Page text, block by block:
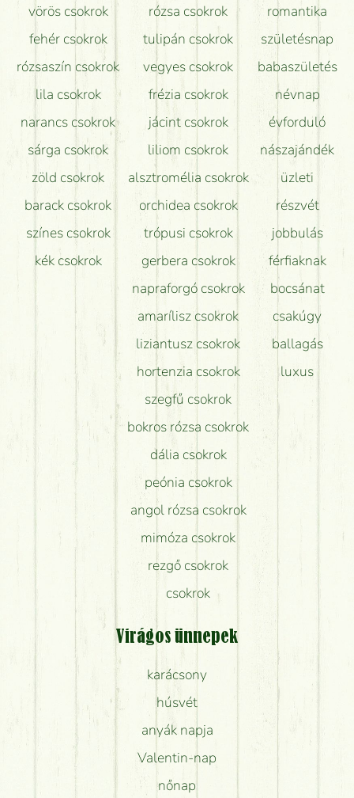
Hogy marad a lehető legtovább friss a csokor?
Tudok adventi koszorút vásárolni boltban?
vörös csokrok
fehér csokrok
rózsaszín csokrok
lila csokrok
narancs csokrok
sárga csokrok
zöld csokrok
barack csokrok
színes csokrok
kék csokrok
rózsa csokrok
tulipán csokrok
vegyes csokrok
frézia csokrok
jácint csokrok
liliom csokrok
alsztromélia csokrok
orchidea csokrok
trópusi csokrok
gerbera csokrok
napraforgó csokrok
amarílisz csokrok
liziantusz csokrok
hortenzia csokrok
szegfű csokrok
bokros rózsa csokrok
dália csokrok
peónia csokrok
angol rózsa csokrok
mimóza csokrok
rezgő csokrok
csokrok
romantika
születésnap
babaszületés
névnap
évforduló
nászajándék
üzleti
részvét
jobbulás
férfiaknak
bocsánat
csakúgy
ballagás
luxus
Virágos ünnepek
karácsony
húsvét
anyák napja
Valentin-nap
nőnap